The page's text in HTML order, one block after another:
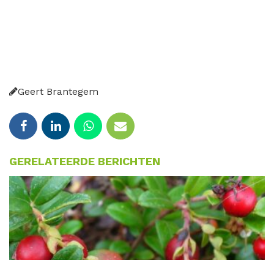
Geert Brantegem
GERELATEERDE BERICHTEN